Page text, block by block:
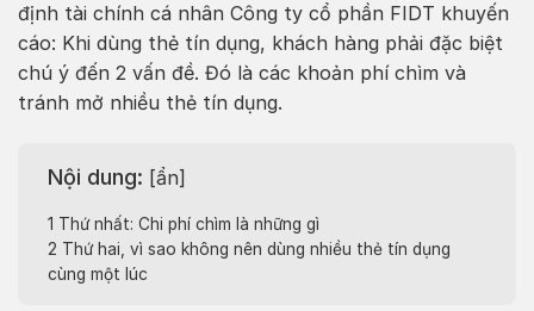
định tài chính cá nhân Công ty cổ phần FIDT khuyến
cáo: Khi dùng thẻ tín dụng, khách hàng phải đặc biệt
chú ý đến 2 vấn đề. Đó là các khoản phí chìm và
tránh mở nhiều thẻ tín dụng.
Nội dung: [ẩn]
1 Thứ nhất: Chi phí chìm là những gì
2 Thứ hai, vì sao không nên dùng nhiều thẻ tín dụng
cùng một lúc